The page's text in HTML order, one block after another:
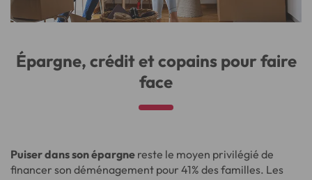
Épargne, crédit et copains pour faire
face
Puiser dans son épargne reste le moyen privilégié de
financer son déménagement pour 41% des familles. Les